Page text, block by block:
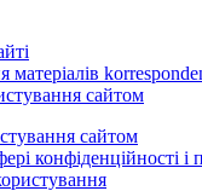
матеріалів
сайтом
сайтом
конфіденційності